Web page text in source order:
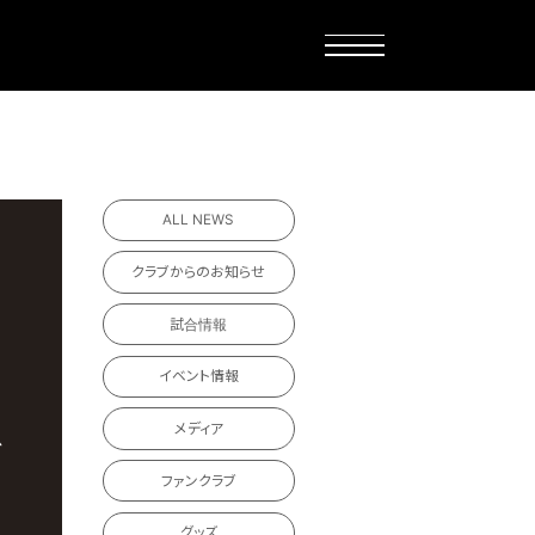
ALL NEWS
クラブからのお知らせ
試合情報
イベント情報
メディア
ファンクラブ